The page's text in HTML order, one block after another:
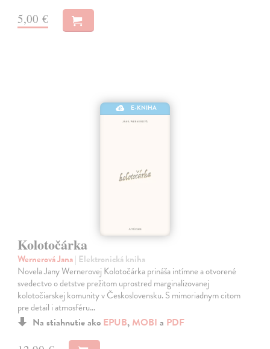
5,00 €
E-KNIHA
Kolotočárka
Wernerová Jana| Elektronická kniha
Novela Jany Wernerovej Kolotočárka prináša intímne a otvorené
svedectvo o detstve prežitom uprostred marginalizovanej
kolotočiarskej komunity v Československu. S mimoriadnym citom
pre detail i atmosféru…
Na stiahnutie ako EPUB, MOBI a PDF